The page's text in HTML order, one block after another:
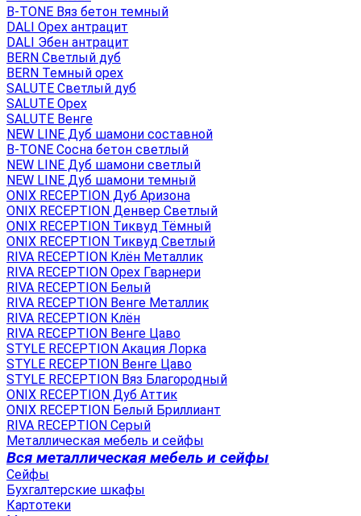
B-TONE Вяз бетон темный
DALI Орех антрацит
DALI Эбен антрацит
BERN Светлый дуб
BERN Темный орех
SALUTE Светлый дуб
SALUTE Орех
SALUTE Венге
NEW LINE Дуб шамони составной
B-TONE Сосна бетон светлый
NEW LINE Дуб шамони светлый
NEW LINE Дуб шамони темный
ONIX RECEPTION Дуб Аризона
ONIX RECEPTION Денвер Светлый
ONIX RECEPTION Тиквуд Тёмный
ONIX RECEPTION Тиквуд Светлый
RIVA RECEPTION Клён Металлик
RIVA RECEPTION Орех Гварнери
RIVA RECEPTION Белый
RIVA RECEPTION Венге Металлик
RIVA RECEPTION Клён
RIVA RECEPTION Венге Цаво
STYLE RECEPTION Акация Лорка
STYLE RECEPTION Венге Цаво
STYLE RECEPTION Вяз Благородный
ONIX RECEPTION Дуб Аттик
ONIX RECEPTION Белый Бриллиант
RIVA RECEPTION Серый
Металлическая мебель и сейфы
Вся металлическая мебель и сейфы
Сейфы
Бухгалтерские шкафы
Картотеки